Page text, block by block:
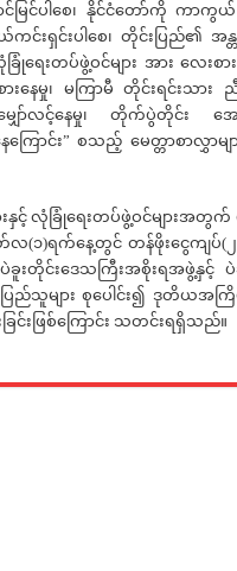
င်မြင်ပါစေ၊ နိုင်ငံတော်ကို ကာ
ာယ်ကင်းရှင်းပါစေ၊ တိုင်းပြည်၏
ရေးတပ်ဖွဲ့ဝင်များ အား လေး
ေမှု၊ မကြာမီ တိုင်းရင်းသား ညီ
ာ်လင့်နေမှု၊ တိုက်ပွဲတိုင်း အောင်
ကြောင်း” စသည့် မေတ္တာစာလွှာ
လုံခြုံရေးတပ်ဖွဲ့ဝင်များအတွက်
လ(၁)ရက်နေ့တွင် တန်ဖိုးငွေကျပ်(
ပဲခူးတိုင်းဒေသကြီးအစိုးရအဖွဲ့နှင့်
သူများ စုပေါင်း၍ ဒုတိယအကြိ
ြင်းဖြစ်ကြောင်း သတင်းရရှိသည်။